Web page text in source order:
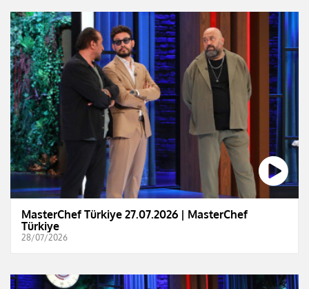
MasterChef Türkiye 27.07.2026 | MasterChef
Türkiye
28/07/2026